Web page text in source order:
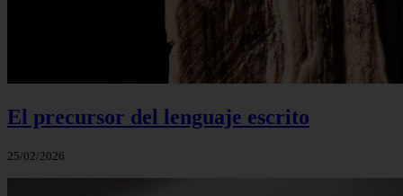
El precursor del lenguaje escrito
25/02/2026